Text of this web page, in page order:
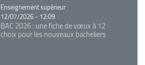
Catégorie
Enseignement supérieur
12/07/2026 - 12:09
BAC 2026 : une fiche de vœux à 12
choix pour les nouveaux bacheliers